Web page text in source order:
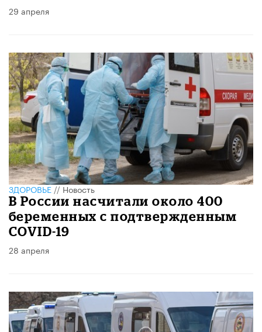
29 апреля
ЗДОРОВЬЕ//Новость
В России насчитали около 400
беременных с подтвержденным
COVID-19
28 апреля